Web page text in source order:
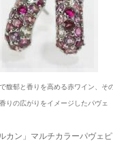
馥郁と香りを高める赤ワイン、そ
りの広がりをイメージしたパヴェ
カン」マルチカラーパヴェ